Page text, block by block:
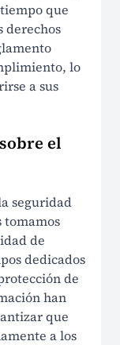
que
derechos
lo
a sus
el
seguridad
tomamos
de
dedicados
de
han
que
a los